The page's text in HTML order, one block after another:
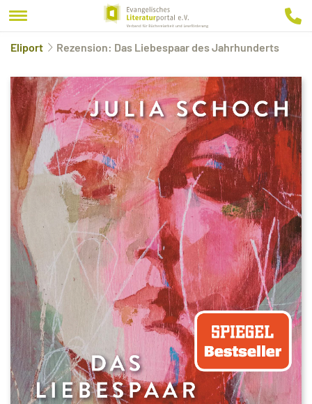
Eliport Rezension: Das Liebespaar des Jahrhunderts